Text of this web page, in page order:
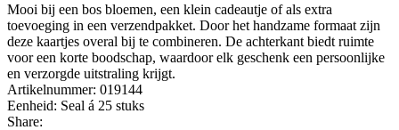
Mooi bij een bos bloemen, een klein cadeautje of als extra
toevoeging in een verzendpakket. Door het handzame formaat zijn
deze kaartjes overal bij te combineren. De achterkant biedt ruimte
voor een korte boodschap, waardoor elk geschenk een persoonlijke
en verzorgde uitstraling krijgt.
Artikelnummer: 019144
Eenheid: Seal á 25 stuks
Share: